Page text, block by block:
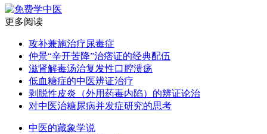
更多阅读
攻补兼施治疗尿毒症
仲景“辛开苦降”治痞证的经典配伍
滋肾解毒汤治复发性口腔溃疡
低血糖症的中医辨证治疗
剥脱性皮炎（外用药毒内陷）的辨证论治
对中医治糖尿病并发症研究的思考
中医的藏象学说